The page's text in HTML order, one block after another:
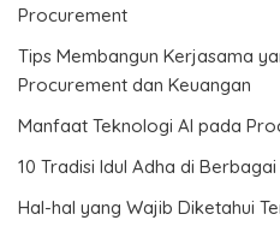
Procurement
Tips Membangun Kerjasama
Procurement dan Keuangan
Manfaat Teknologi AI pada
10 Tradisi Idul Adha di
Hal-hal yang Wajib Diketahui